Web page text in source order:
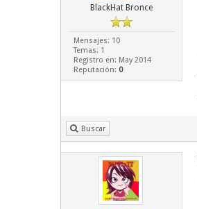
BlackHat Bronce
Mensajes: 10
Temas: 1
Registro en: May 2014
Reputación: 0
Buscar